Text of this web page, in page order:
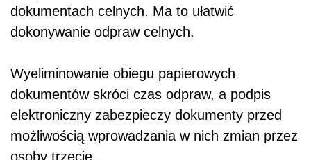
dokumentach celnych. Ma to ułatwić
dokonywanie odpraw celnych.
Wyeliminowanie obiegu papierowych
dokumentów skróci czas odpraw, a podpis
elektroniczny zabezpieczy dokumenty przed
możliwością wprowadzania w nich zmian przez
osoby trzecie.